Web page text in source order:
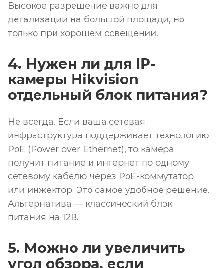
Высокое разрешение важно для
детализации на большой площади, но
только при хорошем освещении.
4. Нужен ли для IP-
камеры Hikvision
отдельный блок питания?
Не всегда. Если ваша сетевая
инфраструктура поддерживает технологию
PoE (Power over Ethernet), то камера
получит питание и интернет по одному
сетевому кабелю через PoE-коммутатор
или инжектор. Это самое удобное решение.
Альтернатива — классический блок
питания на 12В.
5. Можно ли увеличить
угол обзора, если